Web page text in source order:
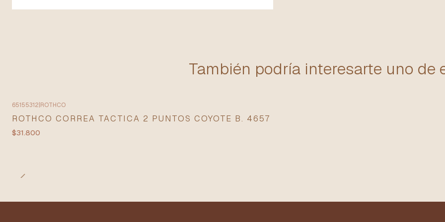
También podría interesarte uno de
65155312 ROTHCO
ROTHCO CORREA TACTICA 2 PUNTOS COYOTE B. 4657
$31.800